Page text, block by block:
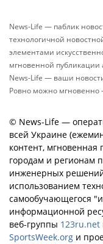
News-Life — паблик
технологичной
элементами
мгновенной публикации
News-Life — ваши
Ровно можно
© News-Life —
всей Украине
контент,
городам и регионам
инженерных решений
использованием
самообучающегося
информационной
веб-группы 123ru.net
SportsWeek.org и